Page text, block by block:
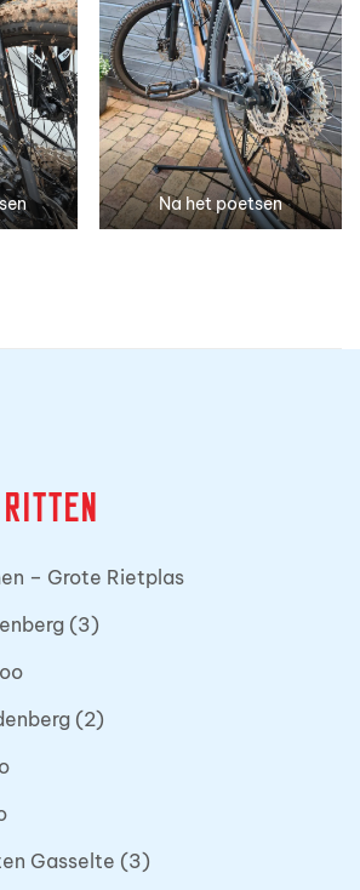
Na het poetsen
ritten
– Grote Rietplas
(3)
(2)
Gasselte (3)